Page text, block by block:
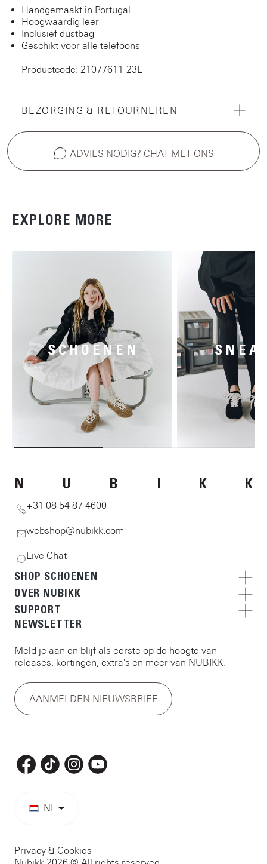
Handgemaakt in Portugal
Hoogwaardig leer
Inclusief dustbag
Geschikt voor alle telefoons
Productcode: 21077611-23L
BEZORGING & RETOURNEREN
ADVIES NODIG? CHAT MET ONS
EXPLORE MORE
SCHOENEN
N U B I K K
+31 08 54 87 4600
webshop@nubikk.com
Live Chat
SHOP SCHOENEN
OVER NUBIKK
SUPPORT
NEWSLETTER
Meld je aan en blijf als eerste op de hoogte van
releases, kortingen, extra's en meer van NUBIKK.
AANMELDEN NIEUWSBRIEF
NL
Privacy & Cookies